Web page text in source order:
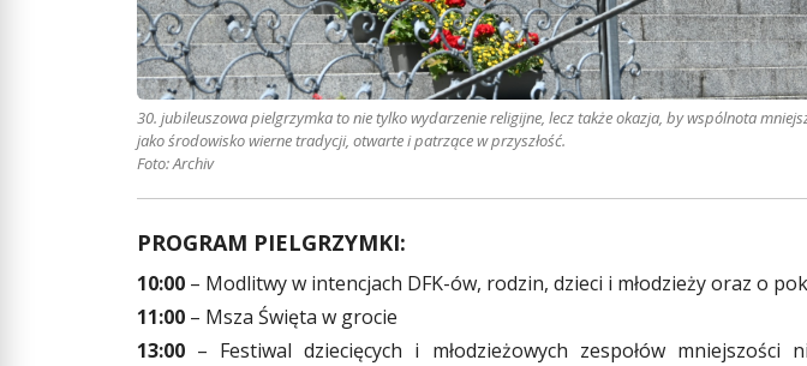
30. jubileuszowa pielgrzymka to nie tylko wydarzenie religijne, lecz także okazja, by wspólnota
jako środowisko wierne tradycji, otwarte i patrzące w przyszłość.
Foto: Archiv
PROGRAM PIELGRZYMKI:
10:00 – Modlitwy w intencjach DFK-ów, rodzin, dzieci i młodzieży oraz o
11:00 – Msza Święta w grocie
13:00 – Festiwal dziecięcych i młodzieżowych zespołów mniejszości